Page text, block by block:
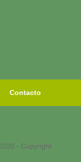
Contacto
- Copyright